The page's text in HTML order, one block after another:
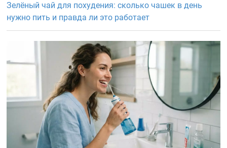
Зелёный чай для похудения: сколько чашек в день
нужно пить и правда ли это работает